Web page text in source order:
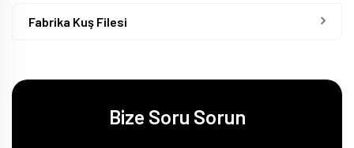
Fabrika Kuş Filesi
Bize Soru Sorun